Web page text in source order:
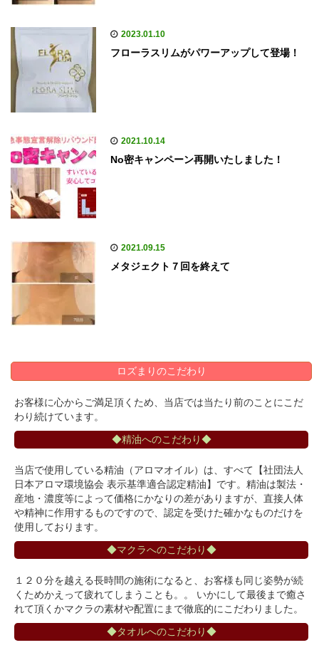
2023.01.10
フローラスリムがパワーアップして登場！
2021.10.14
No密キャンペーン再開いたしました！
2021.09.15
メタジェクト７回を終えて
ロズまりのこだわり
お客様に心からご満足頂くため、当店では当たり前のことにこだ
わり続けています。
◆精油へのこだわり◆
当店で使用している精油（アロマオイル）は、すべて【社団法人
日本アロマ環境協会 表示基準適合認定精油】です。精油は製法・
産地・濃度等によって価格にかなりの差がありますが、直接人体
や精神に作用するものですので、認定を受けた確かなものだけを
使用しております。
◆マクラへのこだわり◆
１２０分を越える長時間の施術になると、お客様も同じ姿勢が続
くためかえって疲れてしまうことも。。 いかにして最後まで癒さ
れて頂くかマクラの素材や配置にまで徹底的にこだわりました。
◆タオルへのこだわり◆